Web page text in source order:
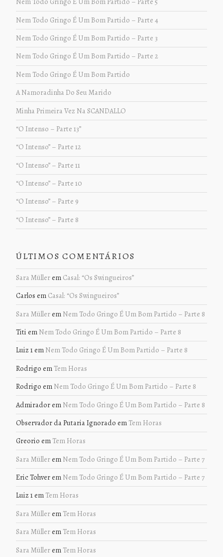
Nem Todo Gringo É Um Bom Partido – Parte 4
Nem Todo Gringo É Um Bom Partido – Parte 3
Nem Todo Gringo É Um Bom Partido – Parte 2
Nem Todo Gringo É Um Bom Partido
A Namoradinha Do Seu Marido
Minha Primeira Vez Na SCANDALLO
“O Intenso – Parte 13”
“O Intenso” – Parte 12
“O Intenso” – Parte 11
“O Intenso” – Parte 10
“O Intenso” – Parte 9
“O Intenso” – Parte 8
ÚLTIMOS COMENTÁRIOS
Sara Müllerem Casal: “Os Swingueiros”
Carlos em Casal: “Os Swingueiros”
Sara Müllerem Nem Todo Gringo É Um Bom Partido – Parte 8
Titi em Nem Todo Gringo É Um Bom Partido – Parte 8
Luiz 1em Nem Todo Gringo É Um Bom Partido – Parte 8
Rodrigo em Tem Horas
Rodrigo em Nem Todo Gringo É Um Bom Partido – Parte 8
Admiradorem Nem Todo Gringo É Um Bom Partido – Parte 8
Observador da Putaria Ignorado em Tem Horas
Greorio em Tem Horas
Sara Müllerem Nem Todo Gringo É Um Bom Partido – Parte 7
Eric Tohverem Nem Todo Gringo É Um Bom Partido – Parte 7
Luiz 1em Tem Horas
Sara Müllerem Tem Horas
Sara Müllerem Tem Horas
Sara Müllerem Tem Horas